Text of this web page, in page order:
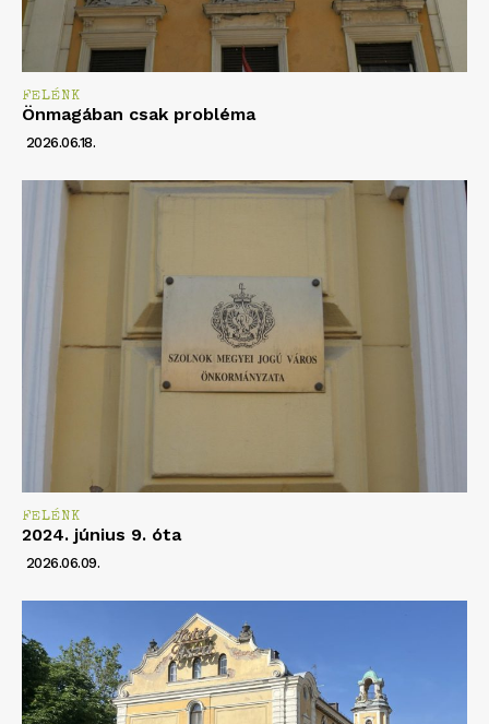
FELÉNK
Önmagában csak probléma
2026.06.18.
FELÉNK
2024. június 9. óta
2026.06.09.